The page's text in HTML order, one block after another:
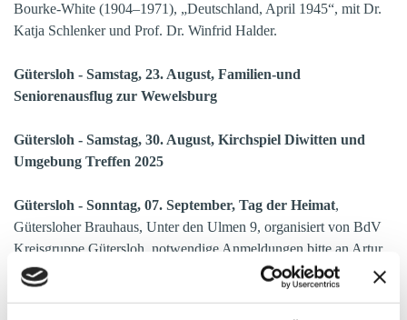
Bourke-White (1904–1971), „Deutschland, April 1945“, mit Dr.
Katja Schlenker und Prof. Dr. Winfrid Halder.
Gütersloh - Samstag, 23. August, Familien-und
Seniorenausflug zur Wewelsburg
Gütersloh - Samstag, 30. August, Kirchspiel Diwitten und
Umgebung Treffen 2025
Gütersloh - Sonntag, 07. September, Tag der Heimat,
Gütersloher Brauhaus, Unter den Ulmen 9, organisiert von BdV
Kreisgruppe Gütersloh, notwendige Anmeldungen bitte an Artur
Panczyk, Telefon (05241) 460 668 richte